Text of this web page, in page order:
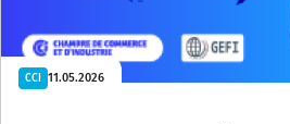
CCI 11.05.2026